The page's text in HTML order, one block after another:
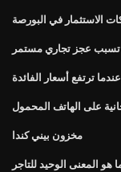
الاستثمار في البورصة
تسبب عجز تجاري مستمر
ترتفع أسعار الفائدة
على الهاتف المحمول
مخزون بيني كندا
هو المعنى الوحيد للتاجر